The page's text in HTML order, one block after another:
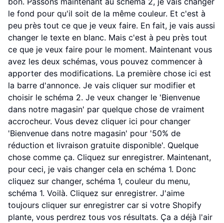
le fond pour qu'il soit de la même couleur. Et c'est à
peu près tout ce que je veux faire. En fait, je vais aussi
changer le texte en blanc. Mais c'est à peu près tout
ce que je veux faire pour le moment. Maintenant vous
avez les deux schémas, vous pouvez commencer à
apporter des modifications. La première chose ici est
la barre d'annonce. Je vais cliquer sur modifier et
choisir le schéma 2. Je veux changer le 'Bienvenue
dans notre magasin' par quelque chose de vraiment
accrocheur. Vous devez cliquer ici pour changer
'Bienvenue dans notre magasin' pour '50% de
réduction et livraison gratuite disponible'. Quelque
chose comme ça. Cliquez sur enregistrer. Maintenant,
pour ceci, je vais changer cela en schéma 1. Donc
cliquez sur changer, schéma 1, couleur du menu,
schéma 1. Voilà. Cliquez sur enregistrer. J'aime
toujours cliquer sur enregistrer car si votre Shopify
plante, vous perdrez tous vos résultats. Ça a déjà l'air